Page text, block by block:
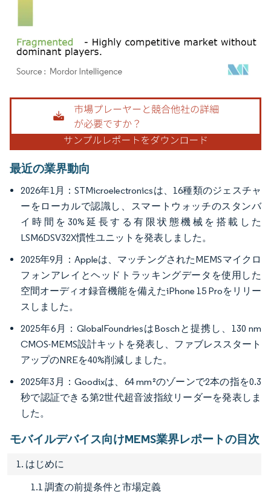
画像 © Mordor Intelligence。再利用にはCC BY 4.0の表示が必要です。
最近の業界動向
2026年1月：STMicroelectronicsは、16種類のジェスチャ
ーをローカルで認識し、スマートウォッチのスタンバ
イ時間を30%延長する有限状態機械を搭載した
LSM6DSV32X慣性ユニットを発表しました。
2025年9月：Appleは、マッチングされたMEMSマイクロ
フォンアレイとヘッドトラッキングデータを使用した
空間オーディオ録音機能を備えたiPhone 15 Proをリリー
スしました。
2025年6月：GlobalFoundriesはBoschと提携し、130 nm
CMOS-MEMS設計キットを発表し、ファブレススタート
アップのNREを40%削減しました。
2025年3月：Goodixは、64 mm²のゾーンで2本の指を0.3
秒で認証できる第2世代超音波指紋リーダーを発表しま
した。
モバイルデバイス向けMEMS業界レポートの目次
1. はじめに
1.1 調査の前提条件と市場定義